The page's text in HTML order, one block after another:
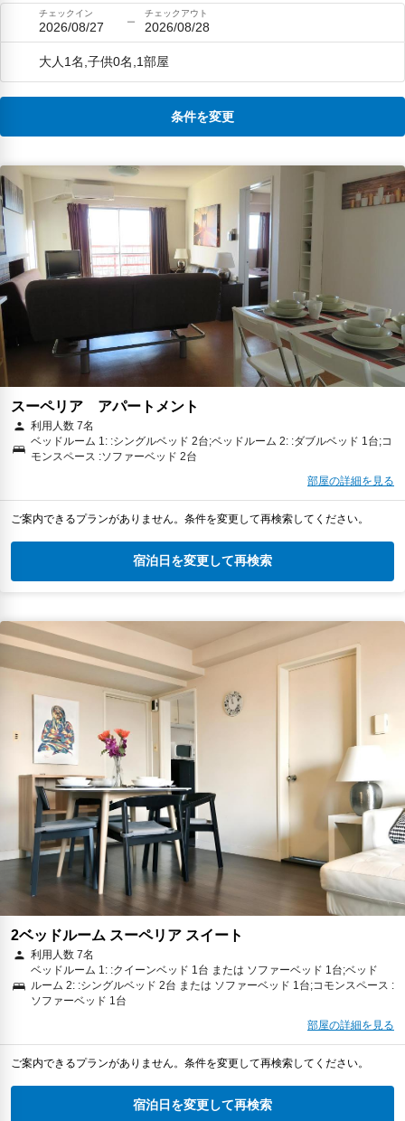
しです。このタイプのホテルは今後
一歳利用することはないと思いま
チェックイン
2026/08/27
チェックアウト
2026/08/28
大人1名,子供0名,1部屋
条件を変更
スーペリア アパートメント
利用人数 7名
ベッドルーム 1: :シングルベッド 2台;ベッドルーム 2: :ダブルベッド 1台;コ
モンスペース :ソファーベッド 2台
部屋の詳細を見る
ご案内できるプランがありません。条件を変更して再検索してください。
宿泊日を変更して再検索
2ベッドルーム スーペリア スイート
利用人数 7名
ベッドルーム 1: :クイーンベッド 1台 または ソファーベッド 1台;ベッド
ルーム 2: :シングルベッド 2台 または ソファーベッド 1台;コモンスペース :
ソファーベッド 1台
部屋の詳細を見る
ご案内できるプランがありません。条件を変更して再検索してください。
宿泊日を変更して再検索